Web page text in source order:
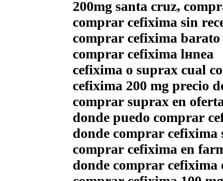
200mg santa cruz,
comprar cefixima sin
comprar cefixima barato
comprar cefixima lнnea
cefixima o suprax cual
cefixima 200 mg precio
comprar suprax en
donde puedo comprar
donde comprar cefixima
comprar cefixima en
donde comprar cefixima